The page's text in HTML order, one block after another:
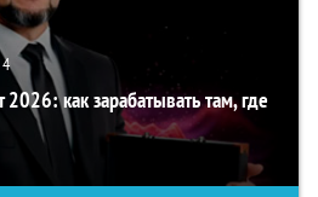
4
2026: как зарабатывать там, где